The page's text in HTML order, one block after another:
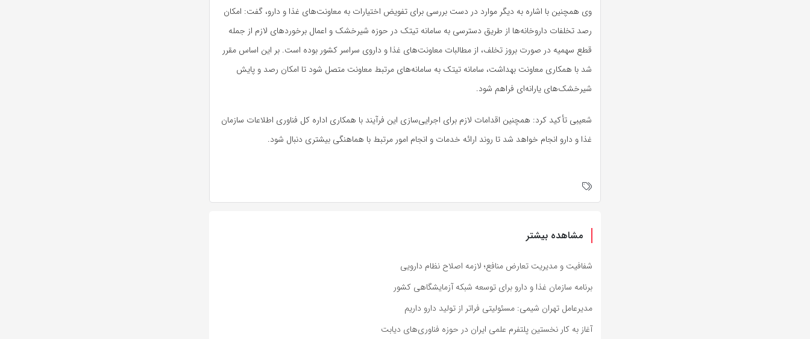
وی همچنین با اشاره به دیگر موارد در دست بررسی برای تفویض اختیارات به معاونت‌های غذا و دارو، گفت: امکان
رصد تخلفات داروخانه‌ها از طریق دسترسی به سامانه تیتک در حوزه شیرخشک و اعمال برخوردهای لازم از جمله
قطع سهمیه در صورت بروز تخلف، از مطالبات معاونت‌های غذا و داروی سراسر کشور بوده است. بر این اساس مقرر
شد با همکاری معاونت بهداشت، سامانه تیتک به سامانه‌های مرتبط معاونت متصل شود تا امکان رصد و پایش
شیرخشک‌های یارانه‌ای فراهم شود.
شعیبی تأکید کرد: همچنین اقدامات لازم برای اجرایی‌سازی این فرآیند با همکاری اداره کل فناوری اطلاعات سازمان
غذا و دارو انجام خواهد شد تا روند ارائه خدمات و انجام امور مرتبط با هماهنگی بیشتری دنبال شود.
مشاهده بیشتر
شفافیت و مدیریت تعارض منافع؛ لازمه اصلاح نظام دارویی
برنامه سازمان غذا و دارو برای توسعه شبکه آزمایشگاهی کشور
مدیرعامل تهران شیمی: مسئولیتی فراتر از تولید دارو داریم
آغاز به کار نخستین پلتفرم علمی ایران در حوزه فناوری‌های دیابت